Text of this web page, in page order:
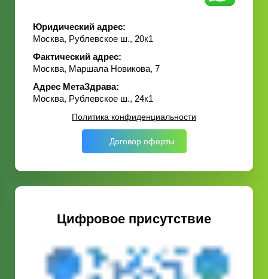
Юридический адрес:
Москва, Рублевское ш., 20к1
Фактический адрес:
Москва, Маршала Новикова, 7
Адрес МетаЗдрава:
Москва, Рублевское ш., 24к1
Политика конфиденциальности
Договор оферты
Цифровое присутствие